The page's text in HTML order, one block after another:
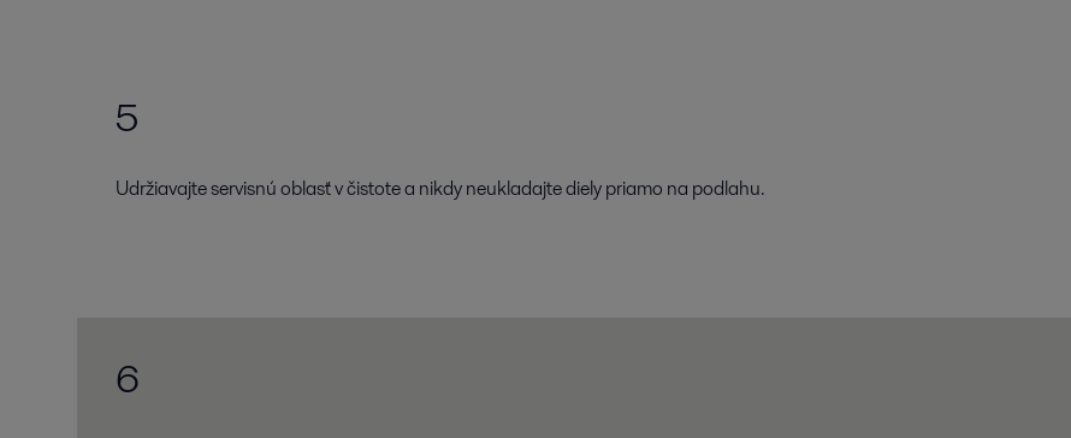
5
Udržiavajte servisnú oblasť v čistote a nikdy neukladajte diely priamo na podlahu.
6